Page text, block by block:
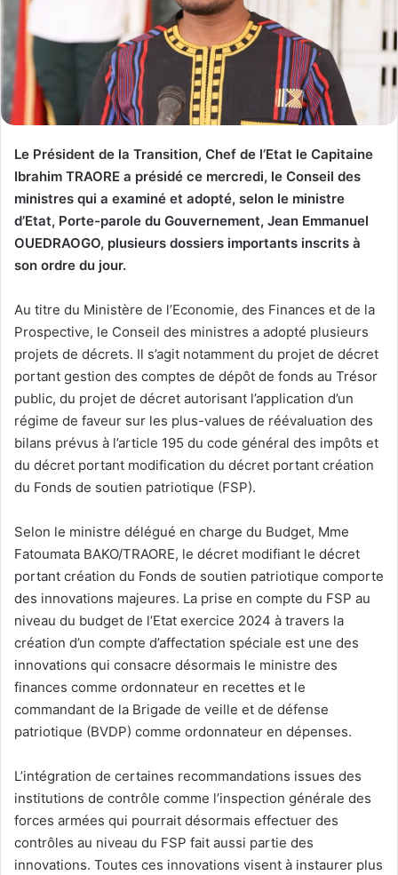
Le Président de la Transition, Chef de l’Etat le Capitaine
Ibrahim TRAORE a présidé ce mercredi, le Conseil des
ministres qui a examiné et adopté, selon le ministre
d’Etat, Porte-parole du Gouvernement, Jean Emmanuel
OUEDRAOGO, plusieurs dossiers importants inscrits à
son ordre du jour.
Au titre du Ministère de l’Economie, des Finances et de la
Prospective, le Conseil des ministres a adopté plusieurs
projets de décrets. Il s’agit notamment du projet de décret
portant gestion des comptes de dépôt de fonds au Trésor
public, du projet de décret autorisant l’application d’un
régime de faveur sur les plus-values de réévaluation des
bilans prévus à l’article 195 du code général des impôts et
du décret portant modification du décret portant création
du Fonds de soutien patriotique (FSP).
Selon le ministre délégué en charge du Budget, Mme
Fatoumata BAKO/TRAORE, le décret modifiant le décret
portant création du Fonds de soutien patriotique comporte
des innovations majeures. La prise en compte du FSP au
niveau du budget de l’Etat exercice 2024 à travers la
création d’un compte d’affectation spéciale est une des
innovations qui consacre désormais le ministre des
finances comme ordonnateur en recettes et le
commandant de la Brigade de veille et de défense
patriotique (BVDP) comme ordonnateur en dépenses.
L’intégration de certaines recommandations issues des
institutions de contrôle comme l’inspection générale des
forces armées qui pourrait désormais effectuer des
contrôles au niveau du FSP fait aussi partie des
innovations. Toutes ces innovations visent à instaurer plus